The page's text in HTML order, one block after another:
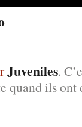
Juveniles.
quand ils ont